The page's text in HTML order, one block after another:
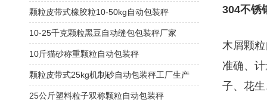
304不锈
木屑颗
准确、
子、花
颗粒皮带式橡胶粒10-50kg自动包装秤
10-25千克颗粒黑豆自动缝包包装秤厂家
10斤猫砂称重颗粒自动包装秤
颗粒皮带式25kg机制砂自动包装秤工厂生产
25公斤塑料粒子双称颗粒自动包装秤